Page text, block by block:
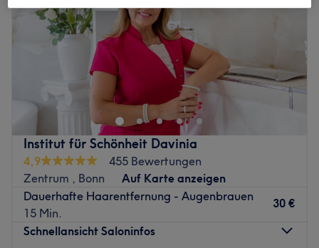
Institut für Schönheit Davinia
4,9
455 Bewertungen
Zentrum , Bonn
Auf Karte anzeigen
Dauerhafte Haarentfernung - Augenbrauen
15 Min.
30 €
Schnellansicht Saloninfos